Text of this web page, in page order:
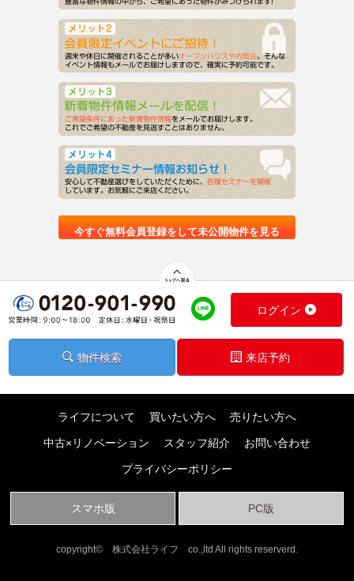
今すぐ無料会員登録をして未公開物件を見る
ログイン
物件検索 来店予約
ライフについて 買いたい方へ 売りたい方へ
中古×リノベーション スタッフ紹介 お問い合わせ
プライバシーポリシー
スマホ版 PC版
copyright© 株式会社ライフ co.,ltd All rights reserverd.